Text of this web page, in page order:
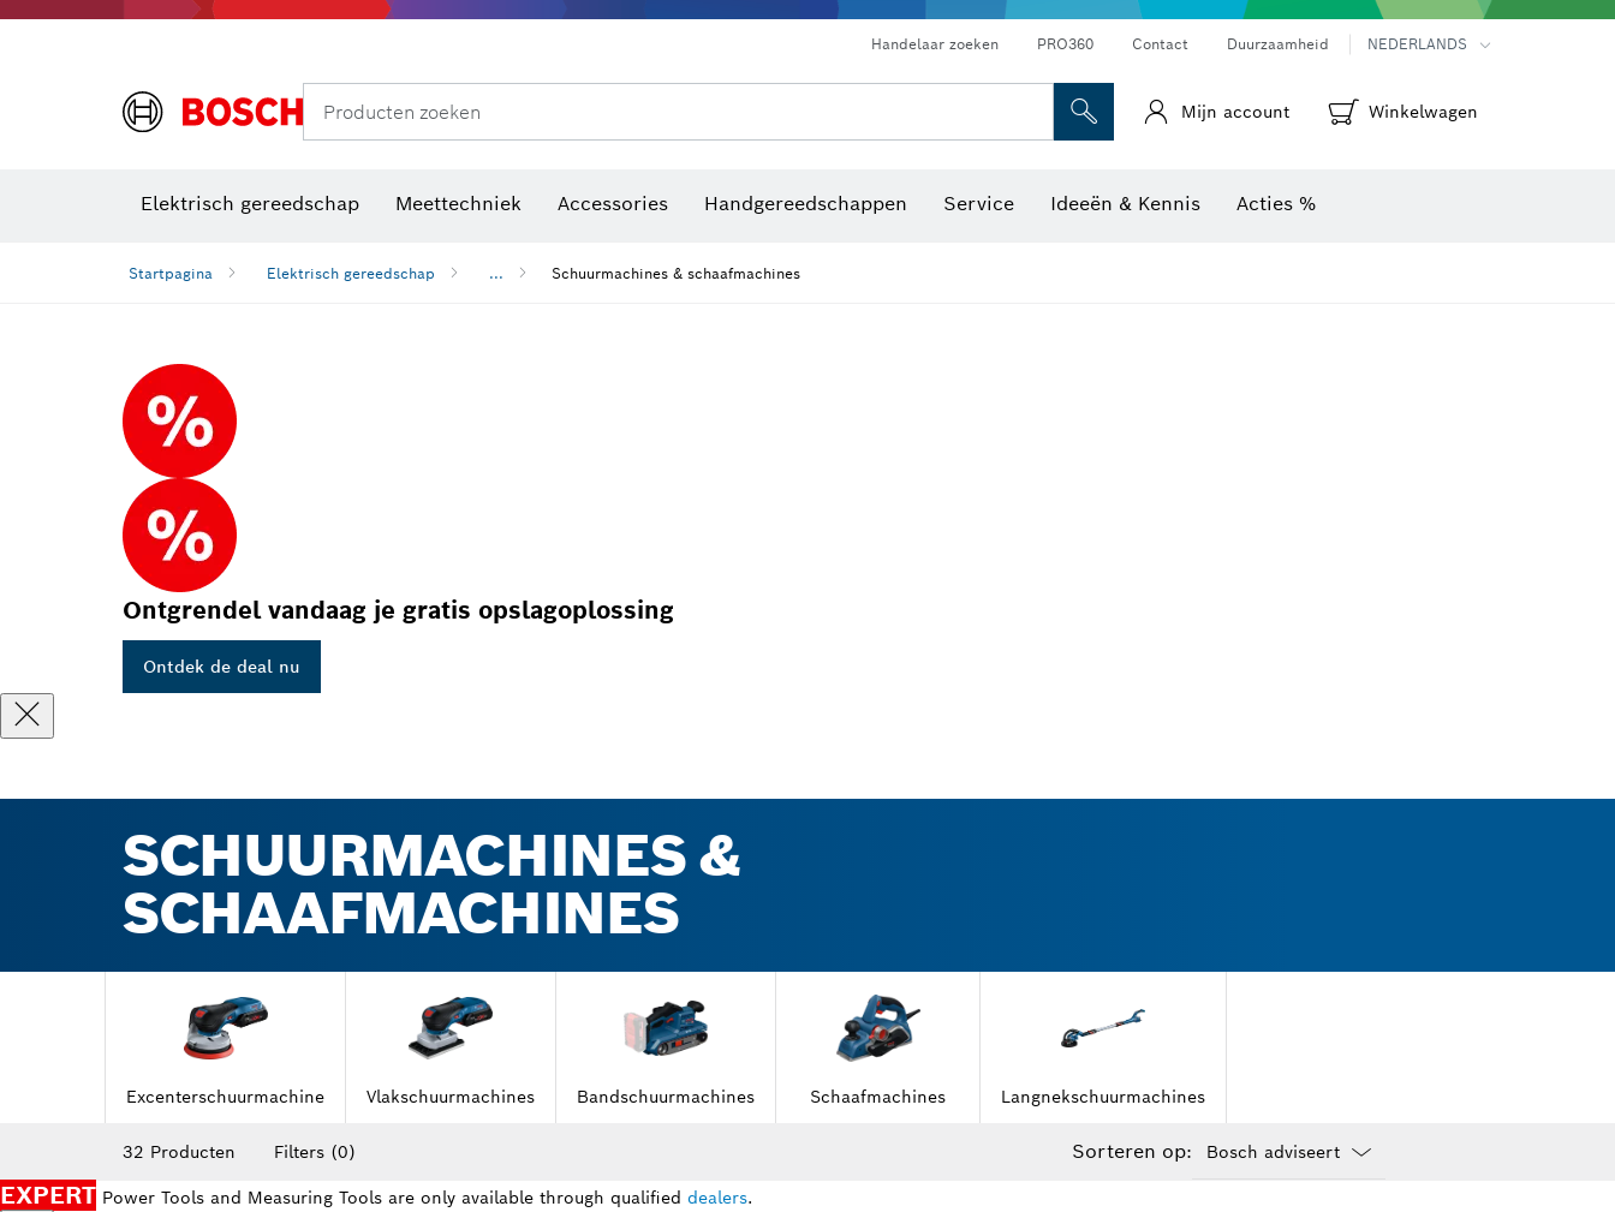
Handelaar zoeken PRO360 Contact Duurzaamheid NEDERLANDS
Producten zoeken Mijn account Winkelwagen
Elektrisch gereedschap Meettechniek Accessories Handgereedschappen Service Ideeën & Kennis Acties %
Startpagina Elektrisch gereedschap ... Schuurmachines & schaafmachines
Ontgrendel vandaag je gratis opslagoplossing
Ontdek de deal nu
SCHUURMACHINES &
SCHAAFMACHINES
Excenterschuurmachine Vlakschuurmachines Bandschuurmachines Schaafmachines Langnekschuurmachines
32 Producten Filters (0) Sorteren op:
EXPERT Power Tools and Measuring Tools are only available through qualified dealers.